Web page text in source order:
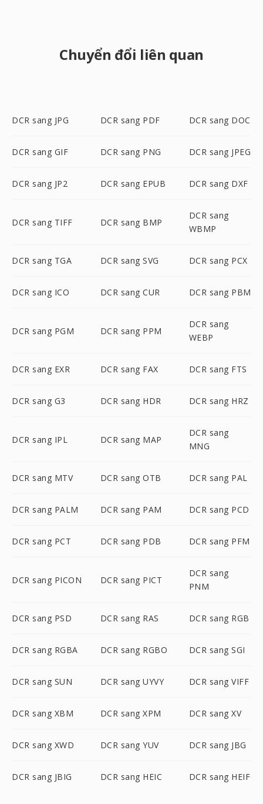
Chuyển đổi liên quan
DCR sang JPG DCR sang PDF DCR sang DOC
DCR sang GIF DCR sang PNG DCR sang JPEG
DCR sang JP2 DCR sang EPUB DCR sang DXF
DCR sang TIFF DCR sang BMP
DCR sang
WBMP
DCR sang TGA DCR sang SVG DCR sang PCX
DCR sang ICO DCR sang CUR DCR sang PBM
DCR sang PGM DCR sang PPM
DCR sang
WEBP
DCR sang EXR DCR sang FAX DCR sang FTS
DCR sang G3 DCR sang HDR DCR sang HRZ
DCR sang IPL DCR sang MAP
DCR sang
MNG
DCR sang MTV DCR sang OTB DCR sang PAL
DCR sang PALM DCR sang PAM DCR sang PCD
DCR sang PCT DCR sang PDB DCR sang PFM
DCR sang PICON DCR sang PICT
DCR sang
PNM
DCR sang PSD DCR sang RAS DCR sang RGB
DCR sang RGBA DCR sang RGBO DCR sang SGI
DCR sang SUN DCR sang UYVY DCR sang VIFF
DCR sang XBM DCR sang XPM DCR sang XV
DCR sang XWD DCR sang YUV DCR sang JBG
DCR sang JBIG DCR sang HEIC DCR sang HEIF